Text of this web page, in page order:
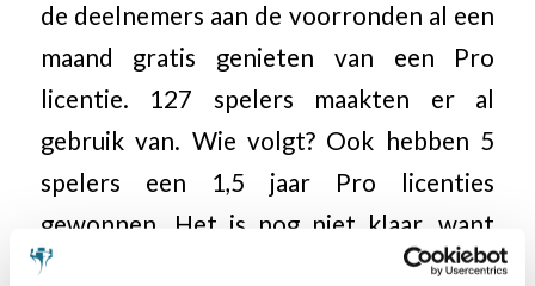
de deelnemers aan de voorronden al een
maand gratis genieten van een Pro
licentie. 127 spelers maakten er al
gebruik van. Wie volgt? Ook hebben 5
spelers een 1,5 jaar Pro licenties
gewonnen. Het is nog niet klaar, want
tijdens de landelijke finale zullen nog